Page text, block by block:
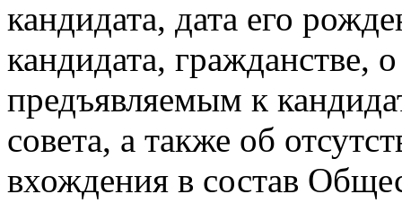
кандидата, дата его
кандидата, гражданстве,
предъявляемым к
совета, а также об
вхождения в состав